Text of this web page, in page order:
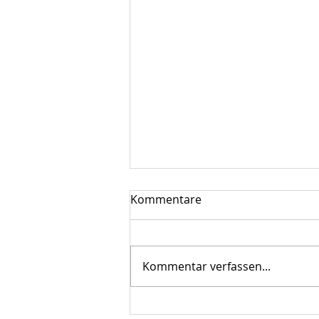
"Exklusive Aktivierungen"
Kommentare
Kommentar verfassen...